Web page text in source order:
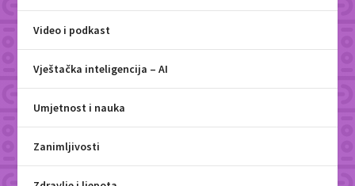
Video i podkast
Vještačka inteligencija – AI
Umjetnost i nauka
Zanimljivosti